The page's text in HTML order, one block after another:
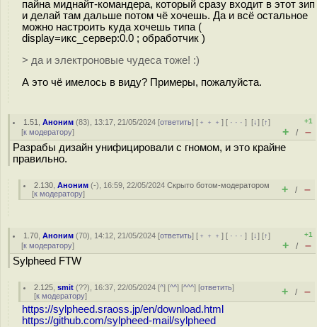
пайна миднайт-командера, который сразу входит в этот зип
и делай там дальше потом чё хочешь. Да и всё остальное
можно настроить куда хочешь типа (
display=икс_сервер:0.0 ; обработчик )
> да и электроновые чудеса тоже! :)
А это чё имелось в виду? Примеры, пожалуйста.
1.51 ,Аноним (83), 13:17, 21/05/2024 [ответить] [ ﹢﹢﹢] [ · · ·][↓] [↑]
[к модератору]
+1
+ / –
Разрабы дизайн унифицировали с гномом, и это крайне
правильно.
2.130 ,Аноним (-), 16:59, 22/05/2024Скрыто ботом-модератором
[к модератору] + / –
1.70 ,Аноним (70), 14:12, 21/05/2024 [ответить] [ ﹢﹢﹢] [ · · ·][↓] [↑]
[к модератору]
+1
+ / –
Sylpheed FTW
2.125 ,smit (??), 16:37, 22/05/2024 [^] [^^] [^^^] [ответить]
[к модератору] + / –
https://sylpheed.sraoss.jp/en/download.html
https://github.com/sylpheed-mail/sylpheed